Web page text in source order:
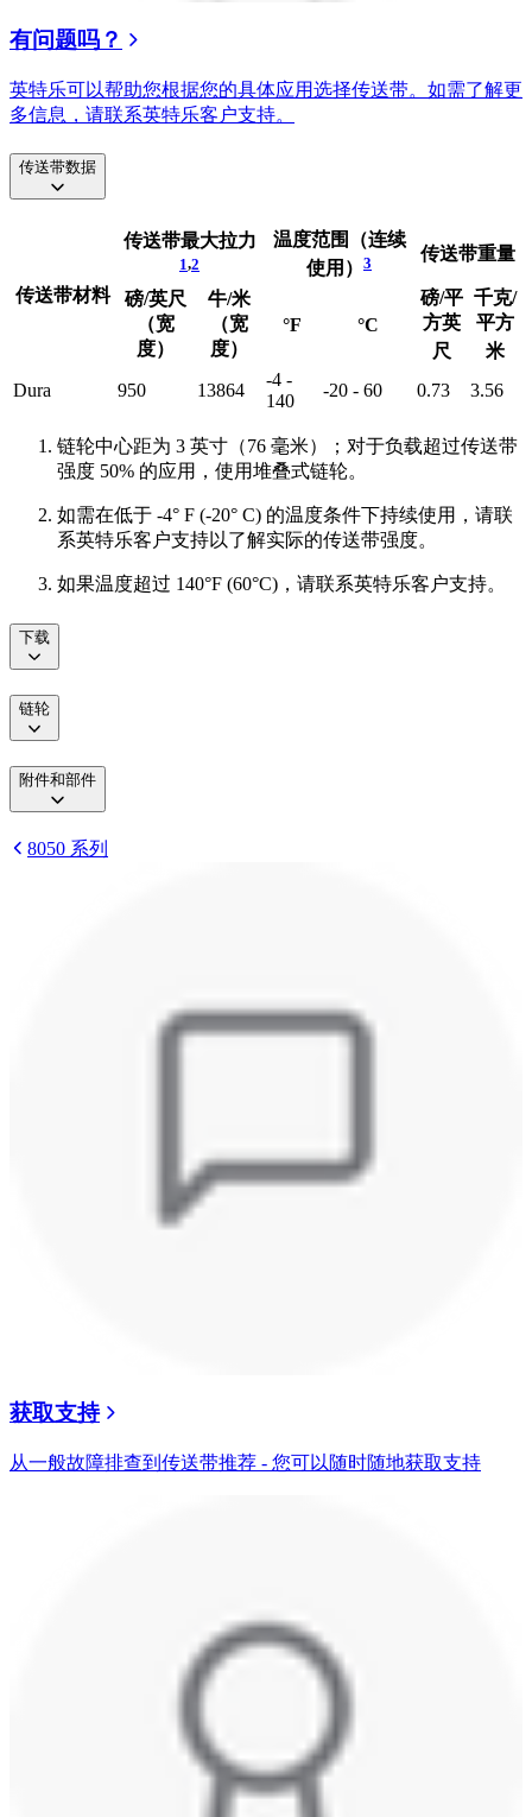
有问题吗？
英特乐可以帮助您根据您的具体应用选择传送带。如需了解更
多信息，请联系英特乐客户支持。
传送带数据
传送带材料
传送带最大拉力
1,2
温度范围（连续
使用） 3 传送带重量
磅/英尺
（宽
度）
牛/米
（宽
度）
°F °C
磅/平
方英
尺
千克/
平方
米
Dura
950 13864
-4 -
140
-20 - 60 0.73 3.56
链轮中心距为 3 英寸（76 毫米）；对于负载超过传送带
强度 50% 的应用，使用堆叠式链轮。
如需在低于 -4° F (-20° C) 的温度条件下持续使用，请联
系英特乐客户支持以了解实际的传送带强度。
如果温度超过 140°F (60°C)，请联系英特乐客户支持。
下载
链轮
附件和部件
8050 系列
获取支持
从一般故障排查到传送带推荐 - 您可以随时随地获取支持